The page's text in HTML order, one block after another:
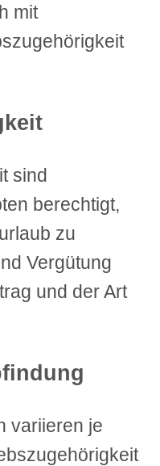
mit
sind
berechtigt,
zu
Vergütung
und der Art
variieren je